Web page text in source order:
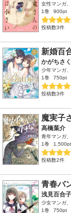
女性マンガ
1巻
900pt
投稿数3件
新婚百
かがちさく
少年マンガ
1巻
750pt
投稿数3件
魔実子
高橋葉介
青年マンガ
1巻
1,500pt
投稿数2件
青春バ
浅見百合子
少女マンガ
1巻
750pt